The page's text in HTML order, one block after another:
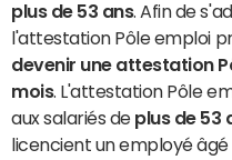
plus de 53 ans. Afin de
l'attestation Pôle emploi
devenir une attestation
mois. L'attestation Pôle
aux salariés de plus de 53
licencient un employé âgé